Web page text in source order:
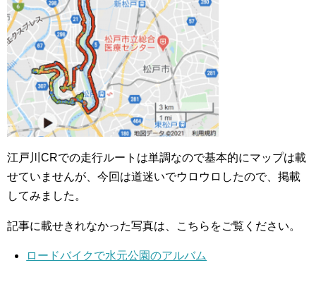
江戸川CRでの走行ルートは単調なので基本的にマップは載
せていませんが、今回は道迷いでウロウロしたので、掲載
してみました。
記事に載せきれなかった写真は、こちらをご覧ください。
ロードバイクで水元公園のアルバム